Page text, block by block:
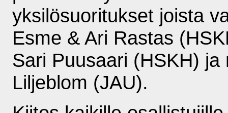
yksilösuoritukset joista
Esme & Ari Rastas
Sari Puusaari (HSKH)
Liljeblom (JAU).